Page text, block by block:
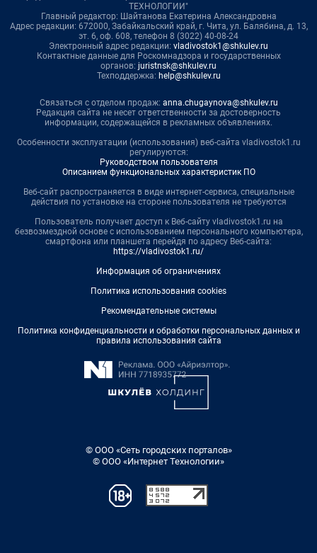
ТЕХНОЛОГИИ"
Главный редактор: Шайтанова Екатерина Александровна
Адрес редакции: 672000, Забайкальский край, г. Чита, ул. Балябина, д. 13,
эт. 6, оф. 608, телефон 8 (3022) 40-08-24
Электронный адрес редакции: vladivostok1@shkulev.ru
Контактные данные для Роскомнадзора и государственных
органов: juristnsk@shkulev.ru
Техподдержка: help@shkulev.ru
Связаться с отделом продаж: anna.chugaynova@shkulev.ru
Редакция сайта не несет ответственности за достоверность
информации, содержащейся в рекламных объявлениях.
Особенности эксплуатации (использования) веб-сайта vladivostok1.ru
регулируются:
Руководством пользователя
Описанием функциональных характеристик ПО
Веб-сайт распространяется в виде интернет-сервиса, специальные
действия по установке на стороне пользователя не требуются
Пользователь получает доступ к Веб-сайту vladivostok1.ru на
безвозмездной основе с использованием персонального компьютера,
смартфона или планшета перейдя по адресу Веб-сайта:
https://vladivostok1.ru/
Информация об ограничениях
Политика использования cookies
Рекомендательные системы
Политика конфиденциальности и обработки персональных данных и
правила использования сайта
© ООО «Сеть городских порталов»
© ООО «Интернет Технологии»